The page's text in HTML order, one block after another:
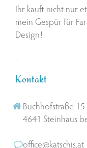
Ihr kauft nicht nur
mein Gespür für
Design!
.
Kontakt
Buchhofstraße 15
4641 Steinhaus
office@katschis.at